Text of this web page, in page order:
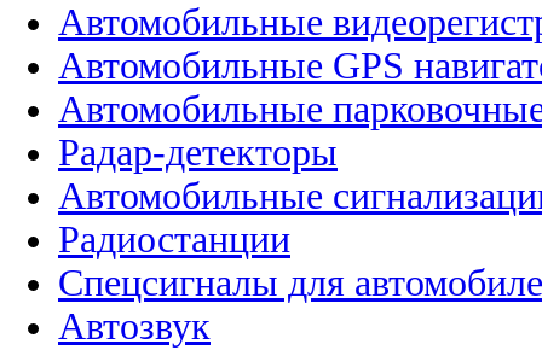
Автомобильные
Автомобильные GPS
Автомобильные
Радар-детекторы
Автомобильные
Радиостанции
Спецсигналы для
Автозвук